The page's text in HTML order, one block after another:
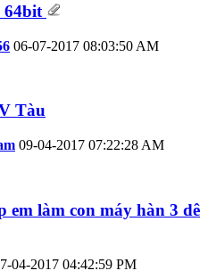
64bit
06-07-2017 08:03:50 AM
Tàu
09-04-2017 07:22:28 AM
em làm con máy hàn 3 dê
04-2017 04:42:59 PM